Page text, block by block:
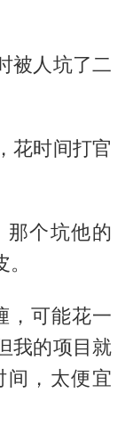
被人坑了二
花时间打官
个坑他的
，可能花一
我的项目就
间，太便宜